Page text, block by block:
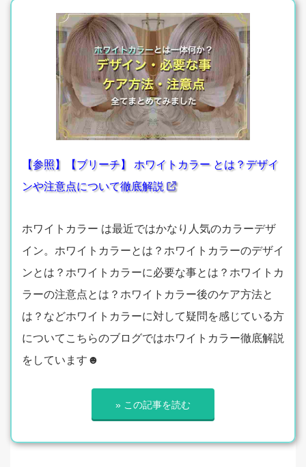
【参照】【ブリーチ】 ホワイトカラー とは？デザイ
ンや注意点について徹底解説
ホワイトカラー は最近ではかなり人気のカラーデザ
イン。ホワイトカラーとは？ホワイトカラーのデザイ
ンとは？ホワイトカラーに必要な事とは？ホワイトカ
ラーの注意点とは？ホワイトカラー後のケア方法と
は？などホワイトカラーに対して疑問を感じている方
についてこちらのブログではホワイトカラー徹底解説
をしています☻
» この記事を読む